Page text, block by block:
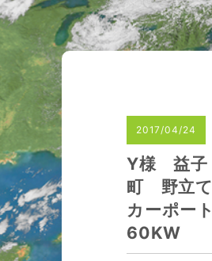
2017/04/24
Y様 益子
町 野立て
カーポート
60KW